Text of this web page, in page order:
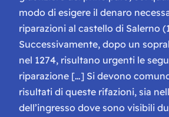
modo di esigere il denaro
riparazioni al castello di Salerno
Successivamente, dopo un
nel 1274, risultano urgenti le
riparazione […] Si devono
risultati di queste rifazioni, sia
dell’ingresso dove sono visibili